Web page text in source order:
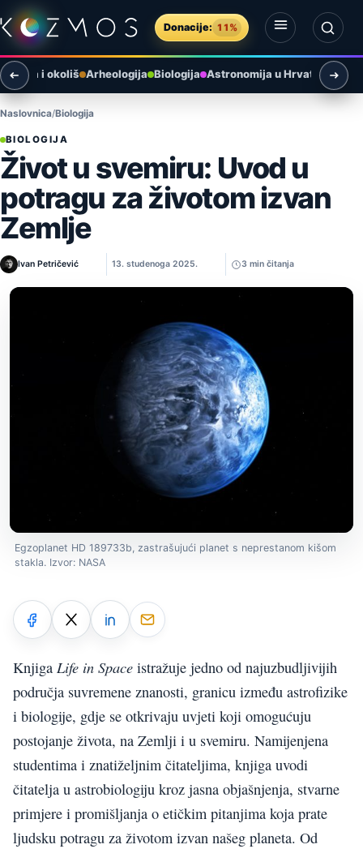
Preskoči na sadržaj
Donacije: 11%
Otvori izbornik
Otvori pretragu
Zemlja i okoliš Arheologija Biologija Astronomija u Hrvatskoj
Naslovnica Biologija
BIOLOGIJA
Život u svemiru: Uvod u
potragu za životom izvan
Zemlje
Ivan Petričević 13. studenoga 2025. 3 min čitanja
Egzoplanet HD 189733b, zastrašujući planet s neprestanom kišom
stakla. Izvor: NASA
Knjiga Life in Space istražuje jedno od najuzbudljivijih
područja suvremene znanosti, granicu između astrofizike
i biologije, gdje se otkrivaju uvjeti koji omogućuju
postojanje života, na Zemlji i u svemiru. Namijenjena
studentima i znatiželjnim čitateljima, knjiga uvodi
čitatelja u astrobiologiju kroz jasna objašnjenja, stvarne
primjere i promišljanja o etičkim pitanjima koja prate
ljudsku potragu za životom izvan našeg planeta. Od